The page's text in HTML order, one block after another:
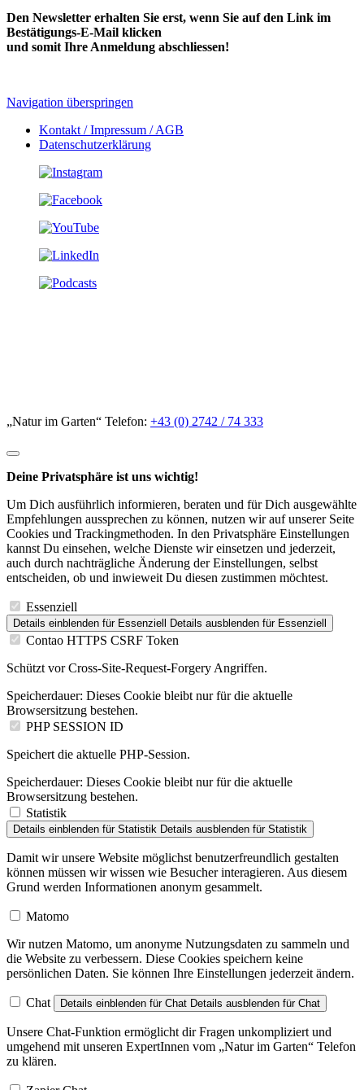
Den Newsletter erhalten Sie erst, wenn Sie auf den Link im
Bestätigungs-E-Mail klicken
und somit Ihre Anmeldung abschliessen!
Navigation überspringen
Kontakt / Impressum / AGB
Datenschutzerklärung
„Natur im Garten“ Telefon: +43 (0) 2742 / 74 333
Deine Privatsphäre ist uns wichtig!
Um Dich ausführlich informieren, beraten und für Dich ausgewählte
Empfehlungen aussprechen zu können, nutzen wir auf unserer Seite
Cookies und Trackingmethoden. In den Privatsphäre Einstellungen
kannst Du einsehen, welche Dienste wir einsetzen und jederzeit,
auch durch nachträgliche Änderung der Einstellungen, selbst
entscheiden, ob und inwieweit Du diesen zustimmen möchtest.
Essenziell
Details einblenden für Essenziell Details ausblenden für Essenziell
Contao HTTPS CSRF Token
Schützt vor Cross-Site-Request-Forgery Angriffen.
Speicherdauer: Dieses Cookie bleibt nur für die aktuelle
Browsersitzung bestehen.
PHP SESSION ID
Speichert die aktuelle PHP-Session.
Speicherdauer: Dieses Cookie bleibt nur für die aktuelle
Browsersitzung bestehen.
Statistik
Details einblenden für Statistik Details ausblenden für Statistik
Damit wir unsere Website möglichst benutzerfreundlich gestalten
können müssen wir wissen wie Besucher interagieren. Aus diesem
Grund werden Informationen anonym gesammelt.
Matomo
Wir nutzen Matomo, um anonyme Nutzungsdaten zu sammeln und
die Website zu verbessern. Diese Cookies speichern keine
persönlichen Daten. Sie können Ihre Einstellungen jederzeit ändern.
Chat Details einblenden für Chat Details ausblenden für Chat
Unsere Chat-Funktion ermöglicht dir Fragen unkompliziert und
umgehend mit unseren ExpertInnen vom „Natur im Garten“ Telefon
zu klären.